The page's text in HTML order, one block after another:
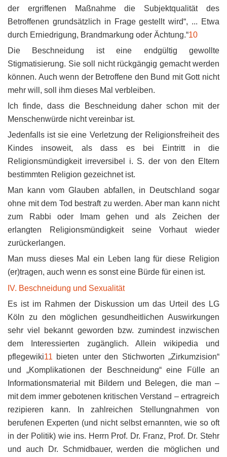
der ergriffenen Maßnahme die Subjektqualität des
Betroffenen grundsätzlich in Frage gestellt wird“, ... Etwa
durch Erniedrigung, Brandmarkung oder Ächtung.“10
Die Beschneidung ist eine endgültig gewollte
Stigmatisierung. Sie soll nicht rückgängig gemacht werden
können. Auch wenn der Betroffene den Bund mit Gott nicht
mehr will, soll ihm dieses Mal verbleiben.
Ich finde, dass die Beschneidung daher schon mit der
Menschenwürde nicht vereinbar ist.
Jedenfalls ist sie eine Verletzung der Religionsfreiheit des
Kindes insoweit, als dass es bei Eintritt in die
Religionsmündigkeit irreversibel i. S. der von den Eltern
bestimmten Religion gezeichnet ist.
Man kann vom Glauben abfallen, in Deutschland sogar
ohne mit dem Tod bestraft zu werden. Aber man kann nicht
zum Rabbi oder Imam gehen und als Zeichen der
erlangten Religionsmündigkeit seine Vorhaut wieder
zurückerlangen.
Man muss dieses Mal ein Leben lang für diese Religion
(er)tragen, auch wenn es sonst eine Bürde für einen ist.
IV. Beschneidung und Sexualität
Es ist im Rahmen der Diskussion um das Urteil des LG
Köln zu den möglichen gesundheitlichen Auswirkungen
sehr viel bekannt geworden bzw. zumindest inzwischen
dem Interessierten zugänglich. Allein wikipedia und
pflegewiki11 bieten unter den Stichworten „Zirkumzision“
und „Komplikationen der Beschneidung“ eine Fülle an
Informationsmaterial mit Bildern und Belegen, die man –
mit dem immer gebotenen kritischen Verstand – ertragreich
rezipieren kann. In zahlreichen Stellungnahmen von
berufenen Experten (und nicht selbst ernannten, wie so oft
in der Politik) wie ins. Herrn Prof. Dr. Franz, Prof. Dr. Stehr
und auch Dr. Schmidbauer, werden die möglichen und